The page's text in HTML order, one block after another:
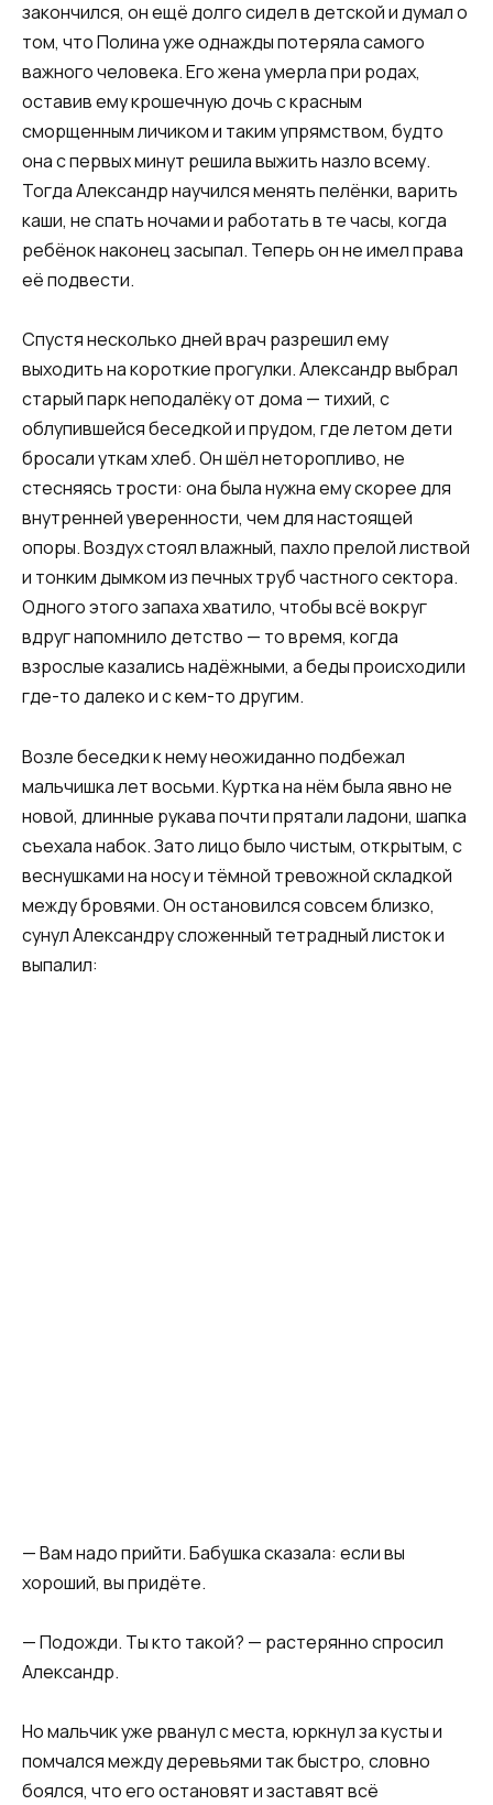
закончился, он ещё долго сидел в детской и думал о
том, что Полина уже однажды потеряла самого
важного человека. Его жена умерла при родах,
оставив ему крошечную дочь с красным
сморщенным личиком и таким упрямством, будто
она с первых минут решила выжить назло всему.
Тогда Александр научился менять пелёнки, варить
каши, не спать ночами и работать в те часы, когда
ребёнок наконец засыпал. Теперь он не имел права
её подвести.
Спустя несколько дней врач разрешил ему
выходить на короткие прогулки. Александр выбрал
старый парк неподалёку от дома — тихий, с
облупившейся беседкой и прудом, где летом дети
бросали уткам хлеб. Он шёл неторопливо, не
стесняясь трости: она была нужна ему скорее для
внутренней уверенности, чем для настоящей
опоры. Воздух стоял влажный, пахло прелой листвой
и тонким дымком из печных труб частного сектора.
Одного этого запаха хватило, чтобы всё вокруг
вдруг напомнило детство — то время, когда
взрослые казались надёжными, а беды происходили
где-то далеко и с кем-то другим.
Возле беседки к нему неожиданно подбежал
мальчишка лет восьми. Куртка на нём была явно не
новой, длинные рукава почти прятали ладони, шапка
съехала набок. Зато лицо было чистым, открытым, с
веснушками на носу и тёмной тревожной складкой
между бровями. Он остановился совсем близко,
сунул Александру сложенный тетрадный листок и
выпалил:
— Вам надо прийти. Бабушка сказала: если вы
хороший, вы придёте.
— Подожди. Ты кто такой? — растерянно спросил
Александр.
Но мальчик уже рванул с места, юркнул за кусты и
помчался между деревьями так быстро, словно
боялся, что его остановят и заставят всё